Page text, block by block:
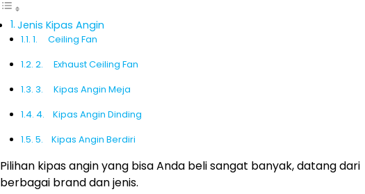
Jenis Kipas Angin
1. Ceiling Fan
2. Exhaust Ceiling Fan
3. Kipas Angin Meja
4. Kipas Angin Dinding
5. Kipas Angin Berdiri
Pilihan kipas angin yang bisa Anda beli sangat banyak, datang dari
berbagai brand dan jenis.